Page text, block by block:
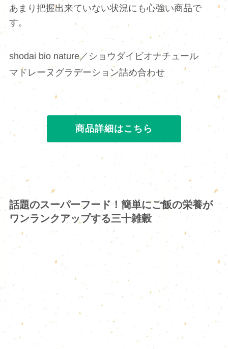
あまり把握出来ていない状況にも心強い商品で
す。
shodai bio nature／ショウダイビオナチュール
マドレーヌグラデーション詰め合わせ
商品詳細はこちら
話題のスーパーフード！簡単にご飯の栄養が
ワンランクアップする三十雑穀